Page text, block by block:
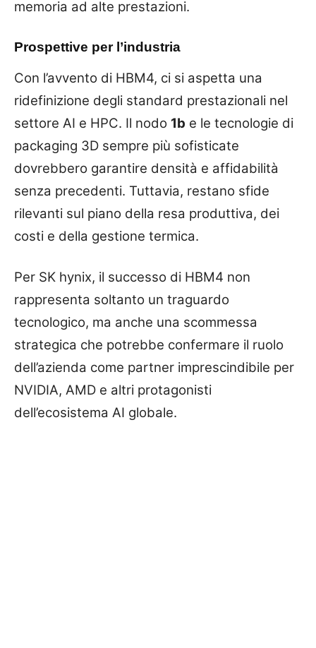
memoria ad alte prestazioni.
Prospettive per l’industria
Con l’avvento di HBM4, ci si aspetta una
ridefinizione degli standard prestazionali nel
settore AI e HPC. Il nodo 1b e le tecnologie di
packaging 3D sempre più sofisticate
dovrebbero garantire densità e affidabilità
senza precedenti. Tuttavia, restano sfide
rilevanti sul piano della resa produttiva, dei
costi e della gestione termica.
Per SK hynix, il successo di HBM4 non
rappresenta soltanto un traguardo
tecnologico, ma anche una scommessa
strategica che potrebbe confermare il ruolo
dell’azienda come partner imprescindibile per
NVIDIA, AMD e altri protagonisti
dell’ecosistema AI globale.